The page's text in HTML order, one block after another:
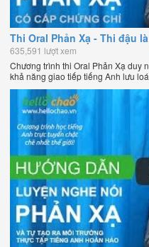
Thi Oral Phản Xạ - Thi đậu
635,591 lượt xem
Chương trình thi Oral Phản Xạ duy
khả năng giao tiếp tiếng Anh lưu